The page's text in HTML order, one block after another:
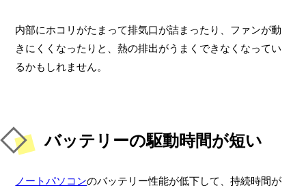
内部にホコリがたまって排気口が詰まったり、ファンが動
きにくくなったりと、熱の排出がうまくできなくなってい
るかもしれません。
バッテリーの駆動時間が短い
ノートパソコンのバッテリー性能が低下して、持続時間が